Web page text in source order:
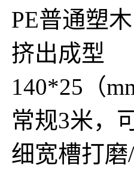
PE普通塑木
挤出成型
140*25（
常规3米，
细宽槽打